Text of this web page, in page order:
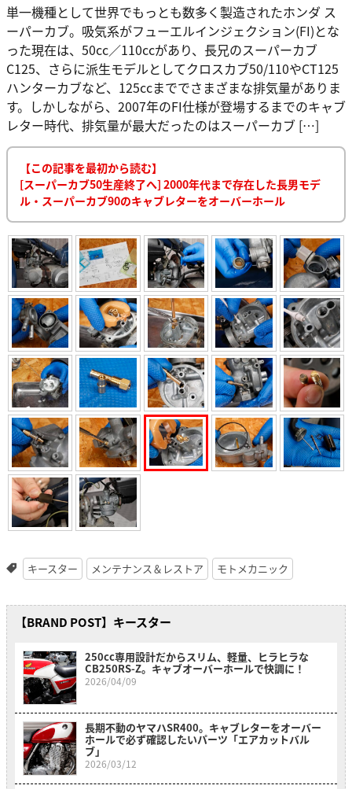
単一機種として世界でもっとも数多く製造されたホンダ ス
ーパーカブ。吸気系がフューエルインジェクション(FI)とな
った現在は、50cc／110ccがあり、長兄のスーパーカブ
C125、さらに派生モデルとしてクロスカブ50/110やCT125
ハンターカブなど、125ccまででさまざまな排気量がありま
す。しかしながら、2007年のFI仕様が登場するまでのキャブ
レター時代、排気量が最大だったのはスーパーカブ […]
【この記事を最初から読む】
[スーパーカブ50生産終了へ] 2000年代まで存在した長男モデ
ル・スーパーカブ90のキャブレターをオーバーホール
キースター メンテナンス＆レストア モトメカニック
【BRAND POST】キースター
250cc専用設計だからスリム、軽量、ヒラヒラな
CB250RS-Z。キャブオーバーホールで快調に！
2026/04/09
長期不動のヤマハSR400。キャブレターをオーバー
ホールで必ず確認したいパーツ「エアカットバル
ブ」
2026/03/12